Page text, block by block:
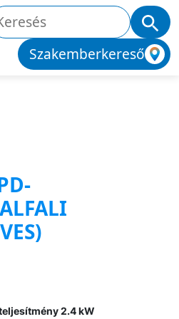
Szakemberkereső
2.4 kW